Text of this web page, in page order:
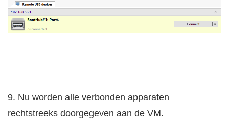
9. Nu worden alle verbonden apparaten
rechtstreeks doorgegeven aan de VM.